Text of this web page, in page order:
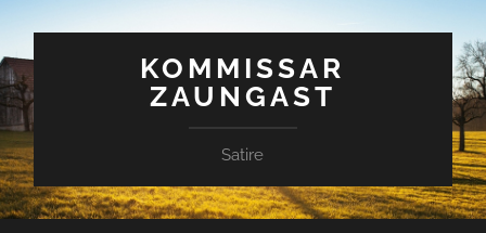
KOMMISSAR
ZAUNGAST
Satire